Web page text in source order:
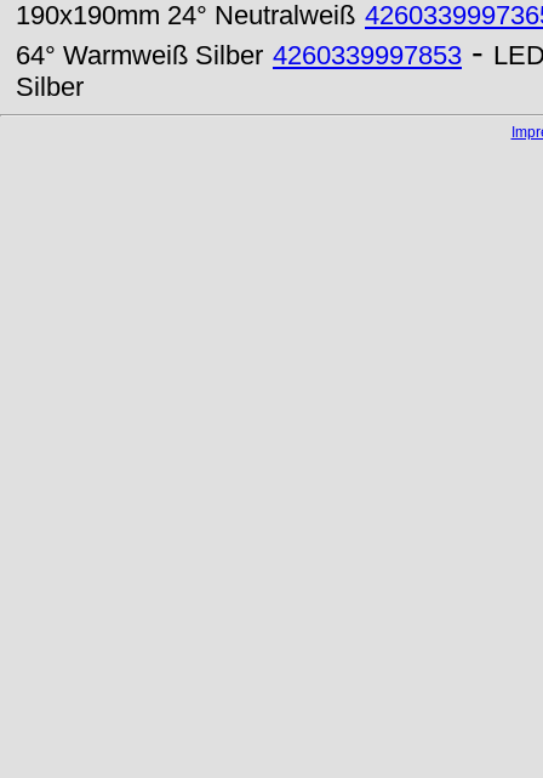
190x190mm 24° Neutralweiß
64° Warmweiß Silber 4260339997853 -
Silber